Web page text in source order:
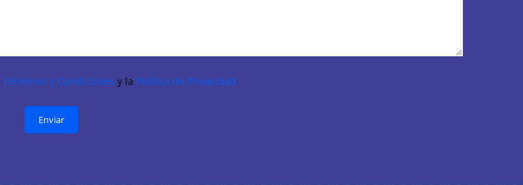
Términos y Condiciones y la Política de Privacidad